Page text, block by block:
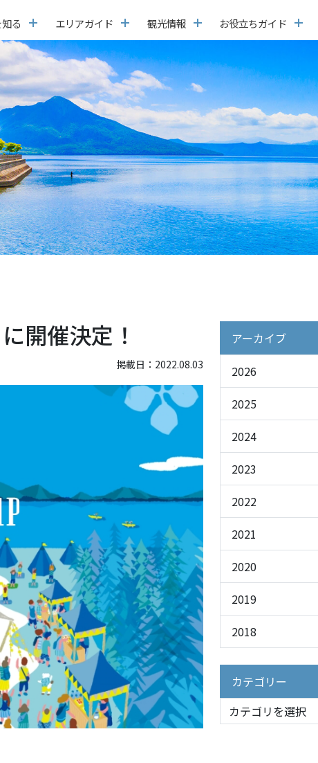
る エリアガイド 観光情報 お役立ちガイド
開催決定！
掲載日：2022.08.03
アーカイブ
2026
2025
2024
2023
2022
2021
2020
2019
2018
カテゴリー